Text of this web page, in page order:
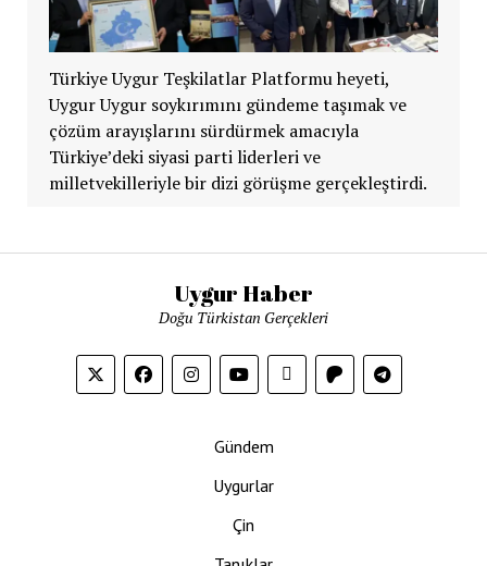
Türkiye Uygur Teşkilatlar Platformu heyeti,
Uygur Uygur soykırımını gündeme taşımak ve
çözüm arayışlarını sürdürmek amacıyla
Türkiye’deki siyasi parti liderleri ve
milletvekilleriyle bir dizi görüşme gerçekleştirdi.
Uygur Haber
Doğu Türkistan Gerçekleri
Gündem
Uygurlar
Çin